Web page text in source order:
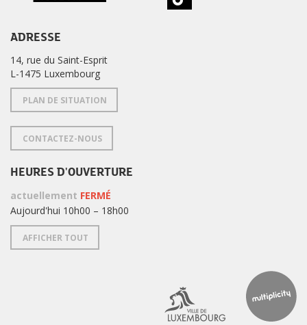
ADRESSE
14, rue du Saint-Esprit
L-1475 Luxembourg
PLAN DE SITUATION
CONTACTEZ-NOUS
HEURES D'OUVERTURE
actuellement FERMÉ
Aujourd'hui 10h00 – 18h00
AFFICHER TOUT